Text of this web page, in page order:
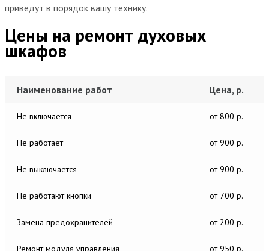
приведут в порядок вашу технику.
Цены на ремонт духовых
шкафов
Наименование работ Цена, р.
Не включается от 800 р.
Не работает от 900 р.
Не выключается от 900 р.
Не работают кнопки от 700 р.
Замена предохранителей от 200 р.
Ремонт модуля управления от 950 р.